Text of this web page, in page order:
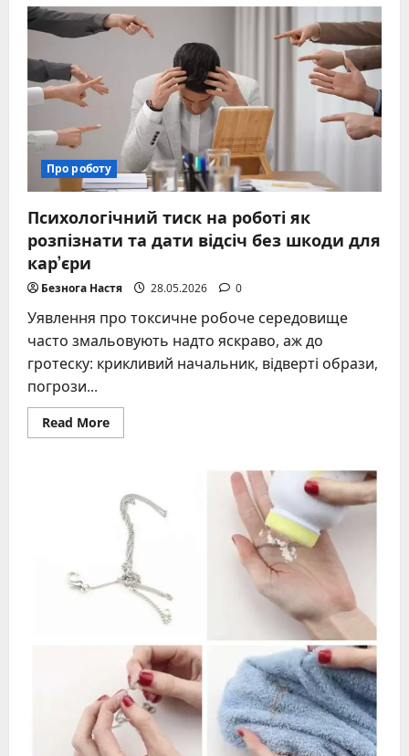
може
працювати
бібліотекарем:
реальний
портрет
професії
Про роботу
Психологічний тиск на роботі як
розпізнати та дати відсіч без шкоди для
кар’єри
Безнога Настя 28.05.2026 0
Уявлення про токсичне робоче середовище
часто змальовують надто яскраво, аж до
гротеску: крикливий начальник, відверті образи,
погрози...
Read MoreRead
more
роботі
як
розпізнати
дати
відсіч
без
шкоди
кар’єри